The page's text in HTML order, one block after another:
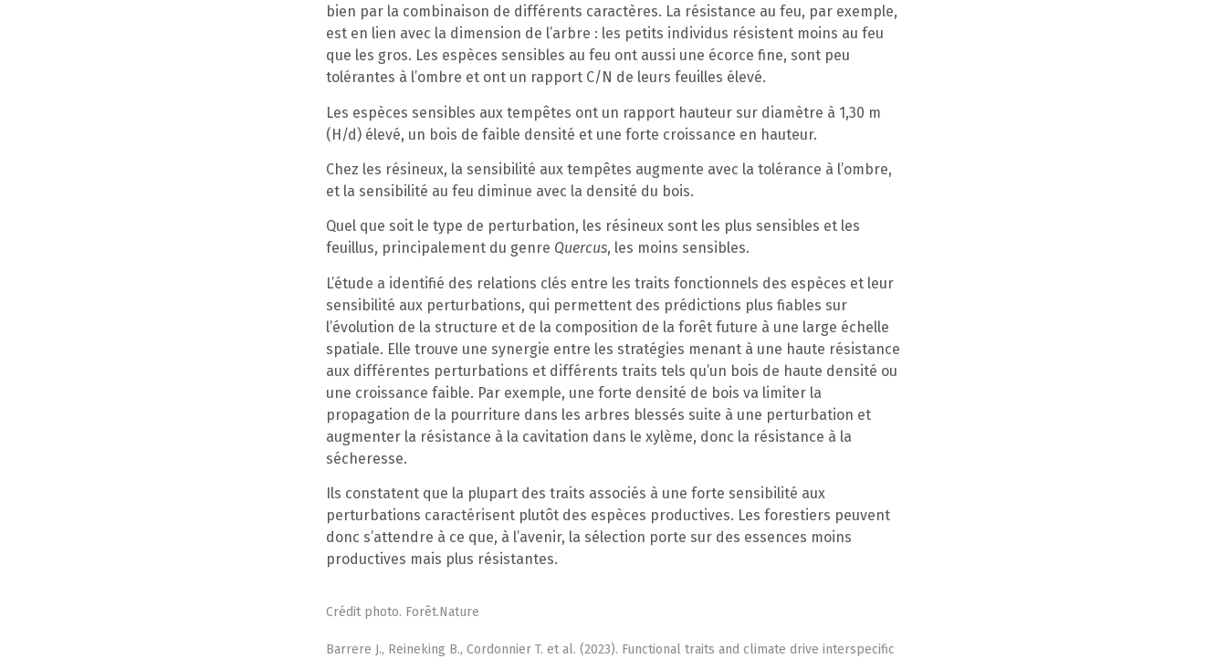
bien par la combinaison de différents caractères. La résistance au feu, par exemple,
est en lien avec la dimension de l’arbre : les petits individus résistent moins au feu
que les gros. Les espèces sensibles au feu ont aussi une écorce fine, sont peu
tolérantes à l’ombre et ont un rapport C/N de leurs feuilles élevé.
Les espèces sensibles aux tempêtes ont un rapport hauteur sur diamètre à 1,30 m
(H/d) élevé, un bois de faible densité et une forte croissance en hauteur.
Chez les résineux, la sensibilité aux tempêtes augmente avec la tolérance à l’ombre,
et la sensibilité au feu diminue avec la densité du bois.
Quel que soit le type de perturbation, les résineux sont les plus sensibles et les
feuillus, principalement du genre Quercus, les moins sensibles.
L’étude a identifié des relations clés entre les traits fonctionnels des espèces et leur
sensibilité aux perturbations, qui permettent des prédictions plus fiables sur
l’évolution de la structure et de la composition de la forêt future à une large échelle
spatiale. Elle trouve une synergie entre les stratégies menant à une haute résistance
aux différentes perturbations et différents traits tels qu’un bois de haute densité ou
une croissance faible. Par exemple, une forte densité de bois va limiter la
propagation de la pourriture dans les arbres blessés suite à une perturbation et
augmenter la résistance à la cavitation dans le xylème, donc la résistance à la
sécheresse.
Ils constatent que la plupart des traits associés à une forte sensibilité aux
perturbations caractérisent plutôt des espèces productives. Les forestiers peuvent
donc s’attendre à ce que, à l’avenir, la sélection porte sur des essences moins
productives mais plus résistantes.
Crédit photo. Forêt.Nature
Barrere J., Reineking B., Cordonnier T. et al. (2023). Functional traits and climate drive interspecific